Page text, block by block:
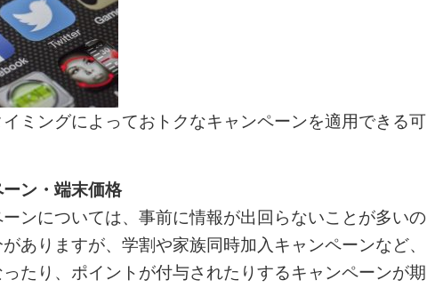
ミングによっておトクなキャンペーンを適用できる可
ン・端末価格
ンについては、事前に情報が出回らないことが多いの
ありますが、学割や家族同時加入キャンペーンなど、
たり、ポイントが付与されたりするキャンペーンが期